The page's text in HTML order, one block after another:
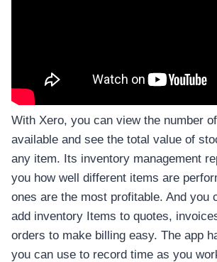
อุปกรณ์เพื่อความบันเทิง
อุปกรณ์เพื่อความบันเทิง
หูฟัง
ลำโพง
โทรทัศน์
สินค้าตามแบรนด์
With Xero, you can view the number
available and see the total value of
any item. Its inventory management
you how well different items are
ones are the most profitable. And you
add inventory Items to quotes,
orders to make billing easy. The app
you can use to record time as you